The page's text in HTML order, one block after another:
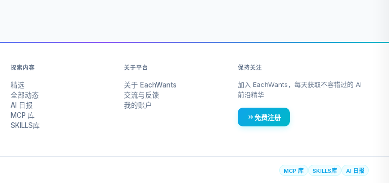
探索内容
精选
全部动态
AI 日报
MCP 库
SKILLS库
关于平台
关于 EachWants
交流与反馈
我的账户
保持关注
加入 EachWants，每天获取不容错过的 AI
前沿精华
免费注册
MCP 库 SKILLS库 AI 日报